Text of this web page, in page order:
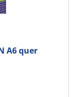
A6 quer